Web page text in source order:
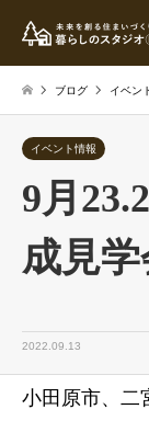
ブログ イベン
イベント情報
9月
成見学
2022.09.13
小田原市、二